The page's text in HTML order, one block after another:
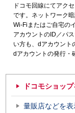
ドコモ回線にてアク
です。ネットワーク
Wi-Fiまたはご自宅の
アカウントのID／パ
い方も、dアカウント
dアカウントの発行・
ドコモショッ
量販店などを表